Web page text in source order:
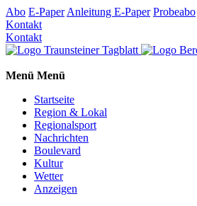
Abo E-Paper Anleitung E-Paper Probeabo
Kontakt
Kontakt
Menü Menü
Startseite
Region & Lokal
Regionalsport
Nachrichten
Boulevard
Kultur
Wetter
Anzeigen